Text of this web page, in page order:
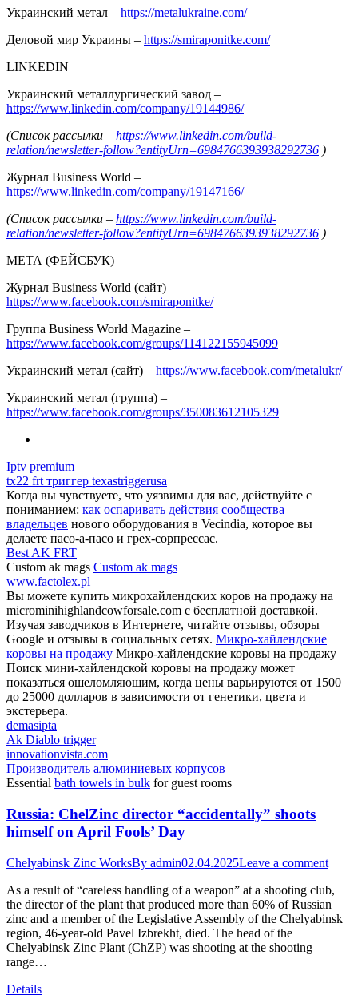
Украинский метал – https://metalukraine.com/
Деловой мир Украины – https://smiraponitke.com/
LINKEDIN
Украинский металлургический завод –
https://www.linkedin.com/company/19144986/
(Список рассылки – https://www.linkedin.com/build-
relation/newsletter-follow?entityUrn=6984766393938292736 )
Журнал Business World –
https://www.linkedin.com/company/19147166/
(Список рассылки – https://www.linkedin.com/build-
relation/newsletter-follow?entityUrn=6984766393938292736 )
МЕТА (ФЕЙСБУК)
Журнал Business World (сайт) –
https://www.facebook.com/smiraponitke/
Группа Business World Magazine –
https://www.facebook.com/groups/114122155945099
Украинский метал (сайт) – https://www.facebook.com/metalukr/
Украинский метал (группа) –
https://www.facebook.com/groups/350083612105329
Iptv premium
tx22 frt триггер texastriggerusa
Когда вы чувствуете, что уязвимы для вас, действуйте с
пониманием: как оспаривать действия сообщества
владельцев нового оборудования в Vecindia, которое вы
делаете пасо-а-пасо и грех-сорпрессас.
Best AK FRT
Custom ak mags Custom ak mags
www.factolex.pl
Вы можете купить микрохайлендских коров на продажу на
microminihighlandcowforsale.com с бесплатной доставкой.
Изучая заводчиков в Интернете, читайте отзывы, обзоры
Google и отзывы в социальных сетях. Микро-хайлендские
коровы на продажу Микро-хайлендские коровы на продажу
Поиск мини-хайлендской коровы на продажу может
показаться ошеломляющим, когда цены варьируются от 1500
до 25000 долларов в зависимости от генетики, цвета и
экстерьера.
demasipta
Ak Diablo trigger
innovationvista.com
Производитель алюминиевых корпусов
Essential bath towels in bulk for guest rooms
Russia: ChelZinc director “accidentally” shoots
himself on April Fools’ Day
Chelyabinsk Zinc WorksBy admin02.04.2025Leave a comment
As a result of “careless handling of a weapon” at a shooting club,
the director of the plant that produced more than 60% of Russian
zinc and a member of the Legislative Assembly of the Chelyabinsk
region, 46-year-old Pavel Izbrekht, died. The head of the
Chelyabinsk Zinc Plant (ChZP) was shooting at the shooting
range…
Details